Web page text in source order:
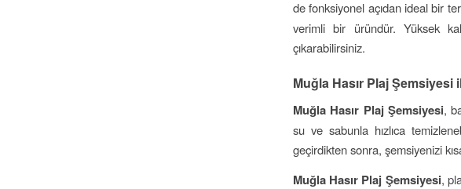
de fonksiyonel açıdan ideal bir
verimli bir üründür. Yüksek
çıkarabilirsiniz.
Muğla Hasır Plaj Şemsiyesi
Muğla Hasır Plaj Şemsiyesi,
su ve sabunla hızlıca
geçirdikten sonra, şemsiyenizi
Muğla Hasır Plaj Şemsiyesi,